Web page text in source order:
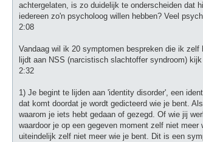
achtergelaten, is zo duidelijk te onderscheiden dat
iedereen zo'n psycholoog willen hebben? Veel
2:08
Vandaag wil ik 20 symptomen bespreken die ik
lijdt aan NSS (narcistisch slachtoffer syndroom)
2:32
1) Je begint te lijden aan 'identity disorder', een
dat komt doordat je wordt gedicteerd wie je bent.
waarom je iets hebt gedaan of gezegd. Of wie jij
waardoor je op een gegeven moment zelf niet
uiteindelijk zelf niet meer wie je bent. Dit is een